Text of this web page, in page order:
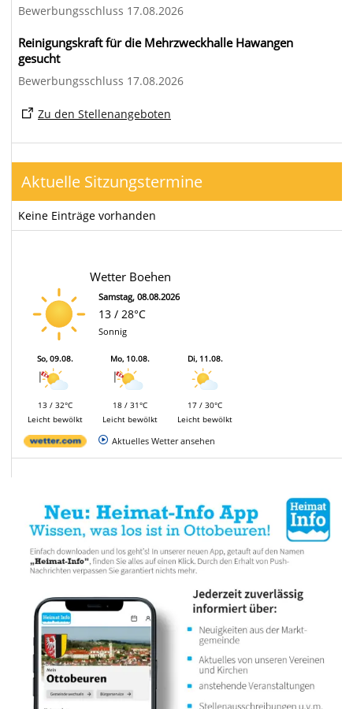
Bewerbungsschluss 17.08.2026
Reinigungskraft für die Mehrzweckhalle Hawangen
gesucht
Bewerbungsschluss 17.08.2026
Zu den Stellenangeboten
Aktuelle Sitzungstermine
Keine Einträge vorhanden
Wetter Boehen
Samstag, 08.08.2026
13 / 28°C
Sonnig
So, 09.08.
13 / 32°C
Leicht bewölkt
Mo, 10.08.
18 / 31°C
Leicht bewölkt
Di, 11.08.
17 / 30°C
Leicht bewölkt
Aktuelles Wetter ansehen